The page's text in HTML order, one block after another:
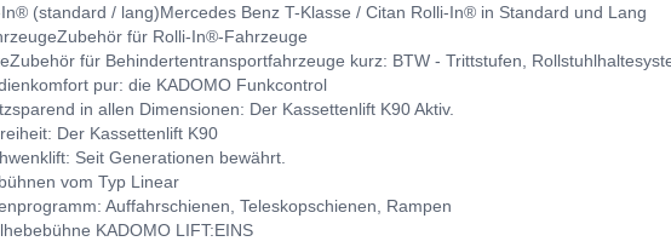
(standard / lang)Mercedes Benz T-Klasse / Citan Rolli-In® in Standard und Lang
Zubehör für Rolli-In®-Fahrzeuge
Zubehör für Behindertentransportfahrzeuge kurz: BTW - Trittstufen,
pur: die KADOMO Funkcontrol
in allen Dimensionen: Der Kassettenlift K90 Aktiv.
Der Kassettenlift K90
Seit Generationen bewährt.
vom Typ Linear
Auffahrschienen, Teleskopschienen, Rampen
KADOMO LIFT:EINS